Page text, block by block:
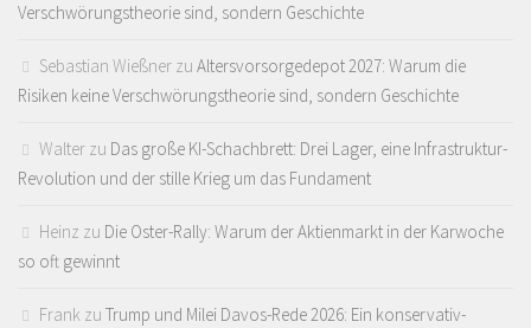
Verschwörungstheorie sind, sondern Geschichte
Sebastian Wießner zu Altersvorsorgedepot 2027: Warum die
Risiken keine Verschwörungstheorie sind, sondern Geschichte
Walter zu Das große KI-Schachbrett: Drei Lager, eine Infrastruktur-
Revolution und der stille Krieg um das Fundament
Heinz zu Die Oster-Rally: Warum der Aktienmarkt in der Karwoche
so oft gewinnt
Frank zu Trump und Milei Davos-Rede 2026: Ein konservativ-